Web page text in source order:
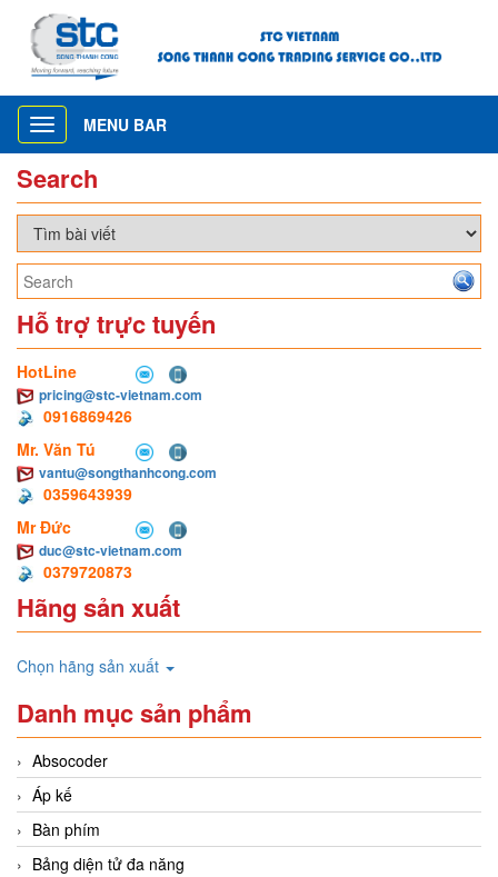
Toggle
navigation
MENU BAR
Search
Hỗ trợ trực tuyến
HotLine
pricing@stc-vietnam.com
0916869426
Mr. Văn Tú
vantu@songthanhcong.com
0359643939
Mr Đức
duc@stc-vietnam.com
0379720873
Hãng sản xuất
Chọn hãng sản xuất
Danh mục sản phẩm
Absocoder
Áp kế
Bàn phím
Bảng diện tử đa năng